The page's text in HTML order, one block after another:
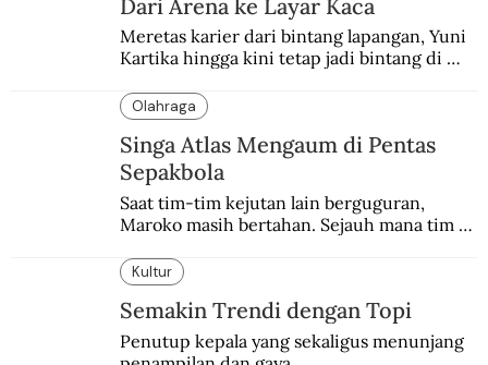
Dari Arena ke Layar Kaca
Meretas karier dari bintang lapangan, Yuni
Kartika hingga kini tetap jadi bintang di
Olahraga
Singa Atlas Mengaum di Pentas
Sepakbola
Saat tim-tim kejutan lain berguguran,
Maroko masih bertahan. Sejauh mana tim
sejarahnya?
Kultur
Semakin Trendi dengan Topi
Penutup kepala yang sekaligus menunjang